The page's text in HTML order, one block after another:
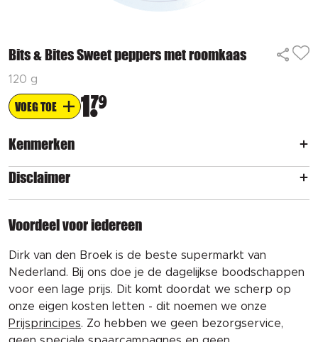
Bits & Bites Sweet peppers met roomkaas
120 g
VOEG TOE 1 79
Kenmerken
Disclaimer
Voordeel voor iedereen
Dirk van den Broek is de beste supermarkt van
Nederland. Bij ons doe je de dagelijkse boodschappen
voor een lage prijs. Dit komt doordat we scherp op
onze eigen kosten letten - dit noemen we onze
Prijsprincipes. Zo hebben we geen bezorgservice,